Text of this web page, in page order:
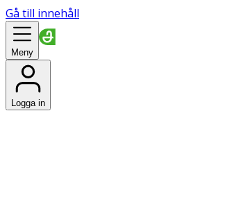
Gå till innehåll
Meny
Logga in